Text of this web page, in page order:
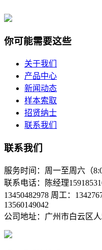
你可能需要这些
关于我们
产品中心
新闻动态
样本索取
招贤纳士
联系我们
联系我们
服务时间：周一至周六（
联系电话：陈经理
13450482978 周工：
13560149042
公司地址：广州市白云区